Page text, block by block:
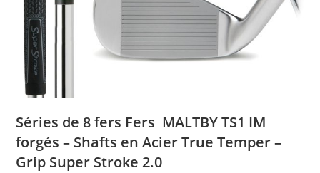
Séries de 8 fers Fers MALTBY TS1 IM
forgés – Shafts en Acier True Temper –
Grip Super Stroke 2.0